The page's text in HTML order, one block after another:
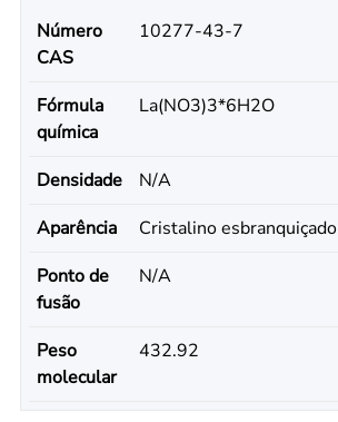
Número
CAS
10277-43-7
Fórmula
química
La(NO3)3*6H2O
Densidade
N/A
Aparência
Cristalino esbranquiçado
Ponto de
fusão
N/A
Peso
molecular
432.92